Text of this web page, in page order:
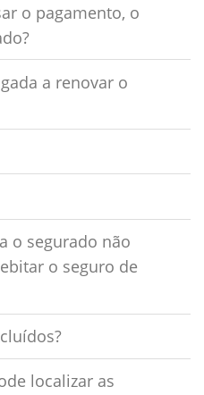
o pagamento, o
a renovar o
o segurado não
o seguro de
localizar as